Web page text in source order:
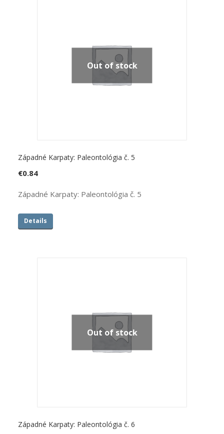
Out of stock
Západné Karpaty: Paleontológia č. 5
€0.84
Západné Karpaty: Paleontológia č. 5
Details
Out of stock
Západné Karpaty: Paleontológia č. 6